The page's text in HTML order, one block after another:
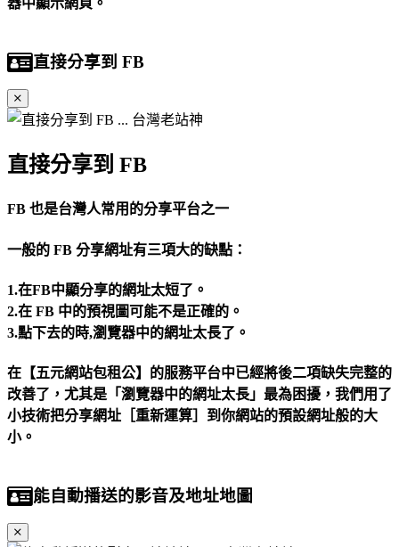
器中顯示網頁。
直接分享到 FB
直接分享到 FB
FB 也是台灣人常用的分享平台之一
一般的 FB 分享網址有三項大的缺點：
1.在FB中顯分享的網址太短了。
2.在 FB 中的預視圖可能不是正確的。
3.點下去的時,瀏覽器中的網址太長了。
在【五元網站包租公】的服務平台中已經將後二項缺失完整的
改善了，尤其是「瀏覽器中的網址太長」最為困擾，我們用了
小技術把分享網址［重新運算］到你網站的預設網址般的大
小。
能自動播送的影音及地址地圖